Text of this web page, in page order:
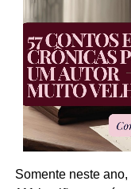
Somente neste